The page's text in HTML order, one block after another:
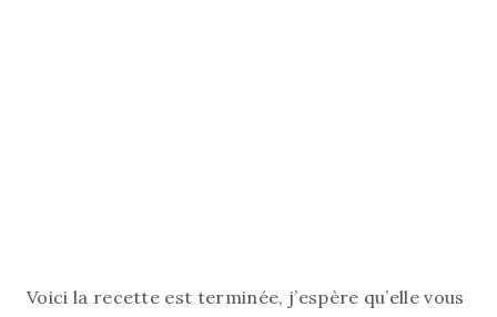
Voici la recette est terminée, j’espère qu’elle vous